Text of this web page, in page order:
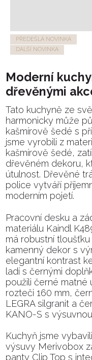
PŘEDEŠLÁ NOVINKA
DALŠÍ NOVINKA
Moderní
dřevěnými
Tato kuchyně ze
harmonicky může
kašmírově šedé s
jsme vyrobili z
kašmírově šedé,
dřevěném dekoru,
útulnost. Dřevěné
police vytváří
moderním pojetí.
Pracovní desku a
materiálu Kaindl
má robustní tloušťku
kamenný dekor s
elegantní kontrast
ladí s černými
použili černé matné
rozteči 160 mm,
LEGRA silgranit a
KANO-S s
Kuchyň jsme
výsuvy Merivobox
panty Clip Top s